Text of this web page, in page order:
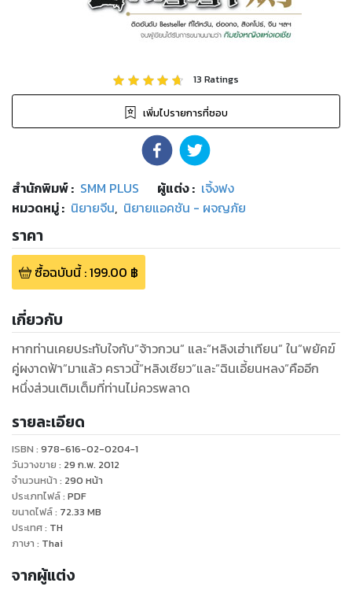
13 Ratings
เพิ่มไปรายการที่ชอบ
สำนักพิมพ์: SMM PLUS ผู้แต่ง : เจิ้งฟง
หมวดหมู่: นิยายจีน, นิยายแอคชัน - ผจญภัย
ราคา
ซื้อฉบับนี้:199.00 ฿
เกี่ยวกับ
หากท่านเคยประทับใจกับ”จ้าวกวน” และ”หลิงเฮ่าเทียน” ใน”พยัคฆ์
คู่ผงาดฟ้า”มาแล้ว คราวนี้”หลิงเซียว”และ”ฉินเอี้ยนหลง”คืออีก
หนึ่งส่วนเติมเต็มที่ท่านไม่ควรพลาด
รายละเอียด
ISBN : 978-616-02-0204-1
วันวางขาย : 29 ก.พ. 2012
จำนวนหน้า : 290 หน้า
ประเภทไฟล์: PDF
ขนาดไฟล์: 72.33 MB
ประเทศ: TH
ภาษา : Thai
จากผู้แต่ง